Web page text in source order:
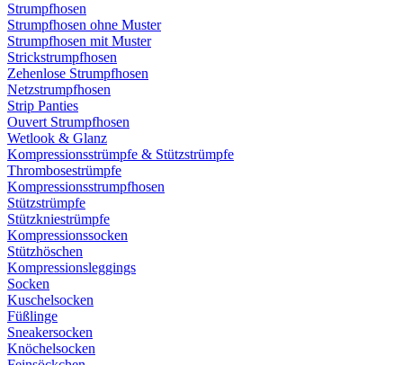
Strumpfhosen
Strumpfhosen ohne Muster
Strumpfhosen mit Muster
Strickstrumpfhosen
Zehenlose Strumpfhosen
Netzstrumpfhosen
Strip Panties
Ouvert Strumpfhosen
Wetlook & Glanz
Kompressionsstrümpfe & Stützstrümpfe
Thrombosestrümpfe
Kompressionsstrumpfhosen
Stützstrümpfe
Stützkniestrümpfe
Kompressionssocken
Stützhöschen
Kompressionsleggings
Socken
Kuschelsocken
Füßlinge
Sneakersocken
Knöchelsocken